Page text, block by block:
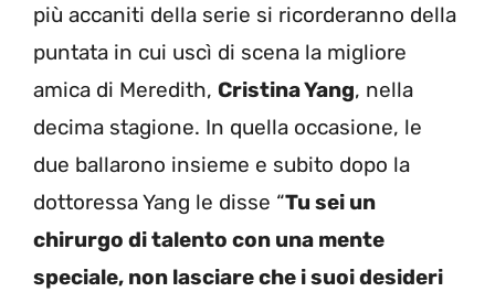
più accaniti della serie si ricorderanno della
puntata in cui uscì di scena la migliore
amica di Meredith, Cristina Yang, nella
decima stagione. In quella occasione, le
due ballarono insieme e subito dopo la
dottoressa Yang le disse “Tu sei un
chirurgo di talento con una mente
speciale, non lasciare che i suoi desideri